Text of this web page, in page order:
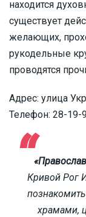
находится
существует
желающих,
рукодельные
проводятся
Адрес: улица
Телефон: 28-19-
Кривой Рог
храмами,